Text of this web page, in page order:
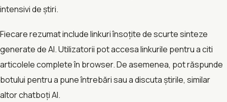
intensivi de știri.
Fiecare rezumat include linkuri însoțite de scurte sinteze
generate de AI. Utilizatorii pot accesa linkurile pentru a citi
articolele complete în browser. De asemenea, pot răspunde
botului pentru a pune întrebări sau a discuta știrile, similar
altor chatboți AI.